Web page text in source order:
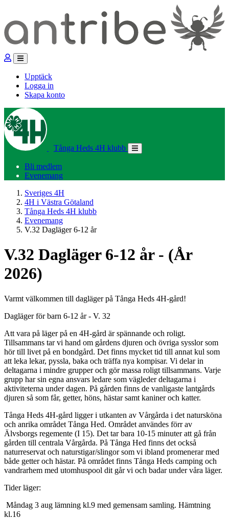
Upptäck
Logga in
Skapa konto
Tånga Heds 4H klubb
Bli medlem
Evenemang
Sveriges 4H
4H i Västra Götaland
Tånga Heds 4H klubb
Evenemang
V.32 Dagläger 6-12 år
V.32 Dagläger 6-12 år - (År
2026)
Varmt välkommen till dagläger på Tånga Heds 4H-gård!
Dagläger för barn 6-12 år - V. 32
Att vara på läger på en 4H-gård är spännande och roligt.
Tillsammans tar vi hand om gårdens djuren och övriga sysslor som
hör till livet på en bondgård. Det finns mycket tid till annat kul som
att leka lekar, pyssla, baka och träffa nya kompisar. Vi delar in
deltagarna i mindre grupper och gör massa roligt tillsammans. Varje
grupp har sin egna ansvars ledare som vägleder deltagarna i
aktiviteterna under dagen. På gården finns de vanligaste lantgårds
djuren så som får, getter, höns, hästar samt kaniner och katter.
Tånga Heds 4H-gård ligger i utkanten av Vårgårda i det natursköna
och anrika området Tånga Hed. Området användes förr av
Älvsborgs regemente (I 15). Det tar bara 10-15 minuter att gå från
gården till centrala Vårgårda. På Tånga Hed finns det också
naturreservat och naturstigar/slingor som vi ibland promenerar med
både getter och hästar. På området finns Tånga Heds camping och
vandrarhem med utomhuspool dit går vi och badar under våra läger.
Tider läger:
Måndag 3 aug lämning kl.9 med gemensam samling. Hämtning
kl.16